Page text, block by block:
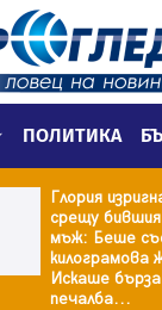
ПОЛИТИКА
Глория
срещу
мъж: Беше
килограмова
Искаше бърза
печалба...